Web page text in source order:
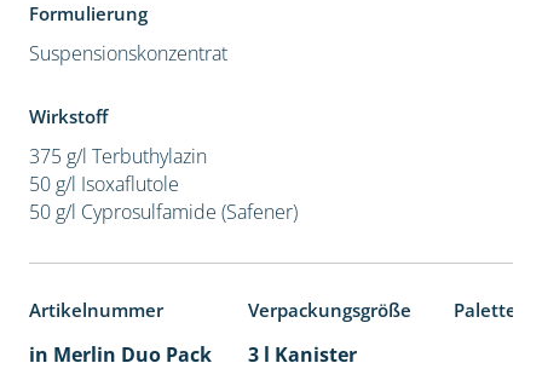
Formulierung
Suspensionskonzentrat
Wirkstoff
375 g/l Terbuthylazin
50 g/l Isoxaflutole
50 g/l Cyprosulfamide (Safener)
Artikelnummer Verpackungsgröße
in Merlin Duo Pack
3 l Kanister